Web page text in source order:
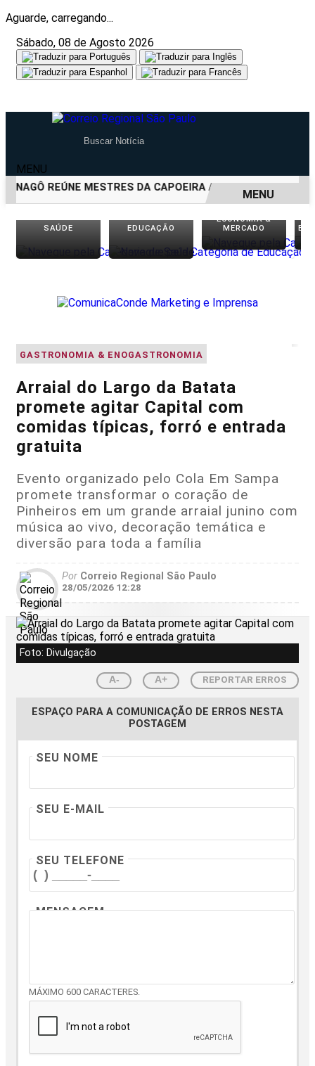
Aguarde, carregando...
Sábado, 08 de Agosto 2026
MENU
NAGÔ REÚNE MESTRES DA CAPOEIRA ANGOLA EM
EM ALTA
MENU
SAÚDE EDUCAÇÃO
ECONOMIA &
MERCADO
GASTRONOMIA & ENOGASTRONOMIA
Arraial do Largo da Batata
promete agitar Capital com
comidas típicas, forró e entrada
gratuita
Evento organizado pelo Cola Em Sampa
promete transformar o coração de
Pinheiros em um grande arraial junino com
música ao vivo, decoração temática e
diversão para toda a família
Por Correio Regional São Paulo
28/05/2026 12:28
Foto: Divulgação
A- A+ REPORTAR ERROS
ESPAÇO PARA A COMUNICAÇÃO DE ERROS NESTA
POSTAGEM
SEU NOME
SEU E-MAIL
SEU TELEFONE
MENSAGEM
MÁXIMO 600 CARACTERES.